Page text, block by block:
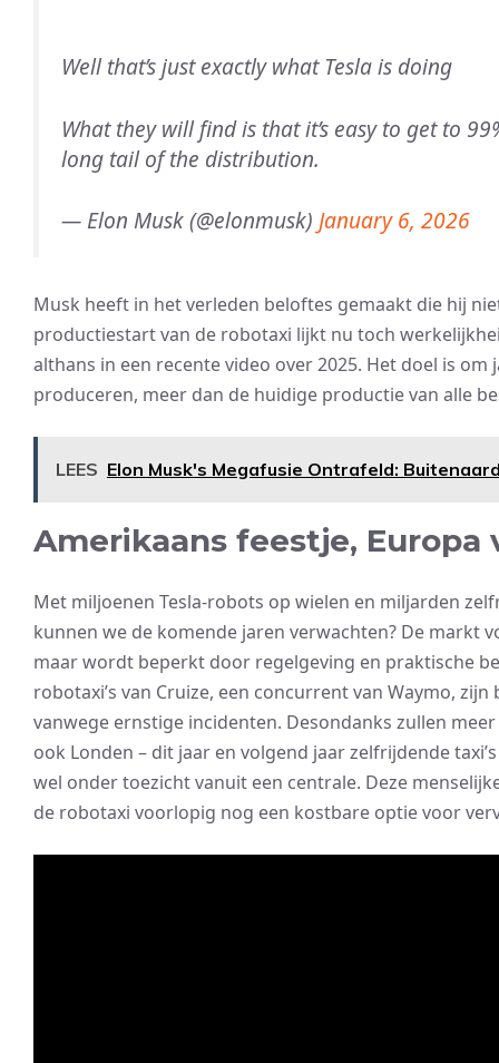
Well that’s just exactly what Tesla is doing
What they will find is that it’s easy to get to
long tail of the distribution.
— Elon Musk (@elonmusk) January 6, 2026
Musk heeft in het verleden beloftes gemaakt die hij
productiestart van de robotaxi lijkt nu toch
althans in een recente video over 2025. Het doel is
produceren, meer dan de huidige productie van alle
LEES Elon Musk's Megafusie Ontrafeld:
Amerikaans feestje,
Met miljoenen Tesla-robots op wielen en miljarden
kunnen we de komende jaren verwachten? De markt
maar wordt beperkt door regelgeving en praktische
robotaxi’s van Cruize, een concurrent van Waymo,
vanwege ernstige incidenten. Desondanks zullen
ook Londen – dit jaar en volgend jaar zelfrijdende
wel onder toezicht vanuit een centrale. Deze
de robotaxi voorlopig nog een kostbare optie voor